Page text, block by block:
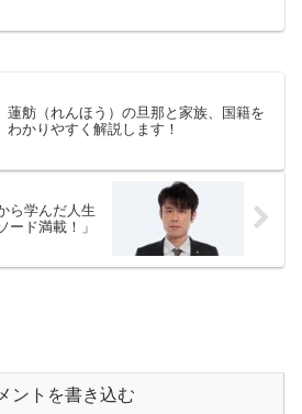
蓮舫（れんほう）の旦那と家族、国籍を
わかりやすく解説します！
ら学んだ人生
ード満載！」
ントを書き込む